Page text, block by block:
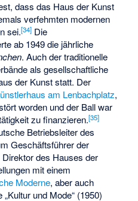
dass das Haus der Kunst
verfehmten modernen
sei.[34] Die
ab 1949 die jährliche
. Auch der traditionelle
als gesellschaftliche
der Kunst statt. Der
am Lenbachplatz,
worden und der Ball war
zu finanzieren.[35]
Betriebsleiter des
Geschäftsführer der
des Hauses der
mit einem
Moderne, aber auch
und Mode“ (1950)